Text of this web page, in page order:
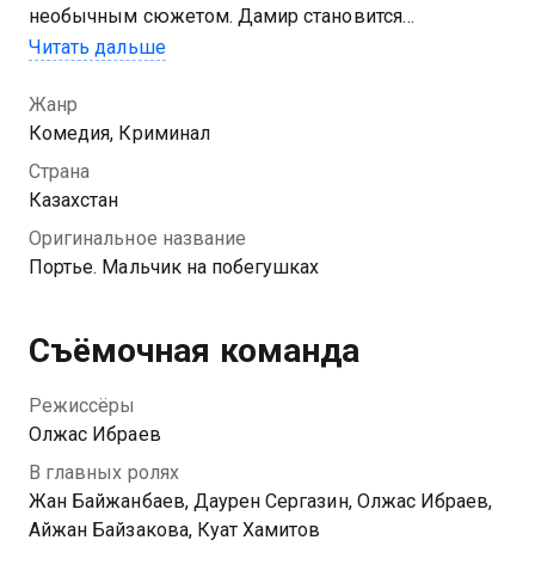
необычным сюжетом. Дамир становится
швейцаром в отеле, чтобы изучить все нюансы и
общается с коллегами, не пропускает ни одного
постояльца и запоминает малейшие детали. Только
рутинная работа превращается в опасное
приключение, когда в отель заселяются
другие подозрительные личности. Что выберет
Дамир — выйти из игры или вмешаться в жизни
Читать дальше
Жанр
Комедия, Криминал
Страна
Казахстан
Оригинальное название
Портье. Мальчик на побегушках
Съёмочная команда
Режиссёры
Олжас Ибраев
В главных ролях
Жан Байжанбаев, Даурен Сергазин, Олжас Ибраев,
Айжан Байзакова, Куат Хамитов